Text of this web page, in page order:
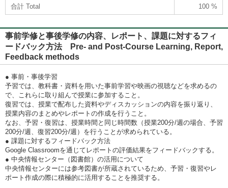
合計 Total 100 %
事前学修と事後学修の内容、レポート、課題に対するフィ
ードバック方法 Pre- and Post-Course Learning, Report,
Feedback methods
● 事前・事後学習
予習では、教科書・資料を用いた事前学習や映画の視聴などを求めるの
で、これらに取り組んで授業に参加すること。
復習では、授業で配布した資料やディスカッションの内容を振り返り、
授業内容のまとめやレポートの作成を行うこと。
なお、予習・復習は、授業時間と同じ時間数（授業200分/週の場合、予習
200分/週、復習200分/週）を行うことが求められている。
● 課題に対するフィードバック⽅法
Google Classroomを通じてレポートの評価結果をフィードバックする。
● 中央情報センター（図書館）の活用について
中央情報センターには参考図書が所蔵されているため、予習・復習やレ
ポート作成の際に積極的に活用することを推奨する。